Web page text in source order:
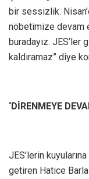
bir sessizlik.
nöbetimize devam
buradayız.
kaldıramaz” diye
‘DİRENMEYE
JES’lerin
getiren Hatice